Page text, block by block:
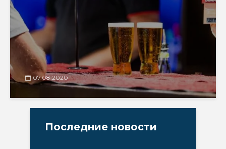
07.08.2020
Последние новости